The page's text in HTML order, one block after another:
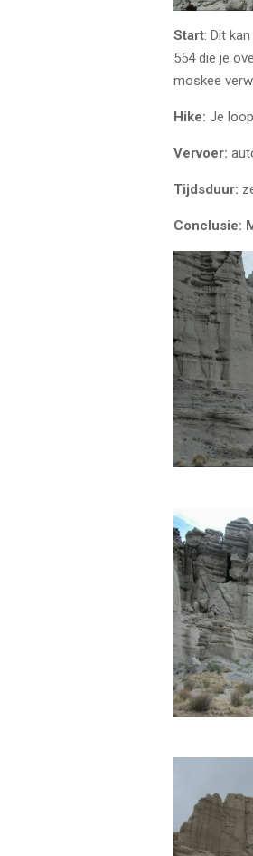
Start: Dit
554 die je
moskee
Hike: Je
Vervoer:
Tijdsduur:
Conclusie: